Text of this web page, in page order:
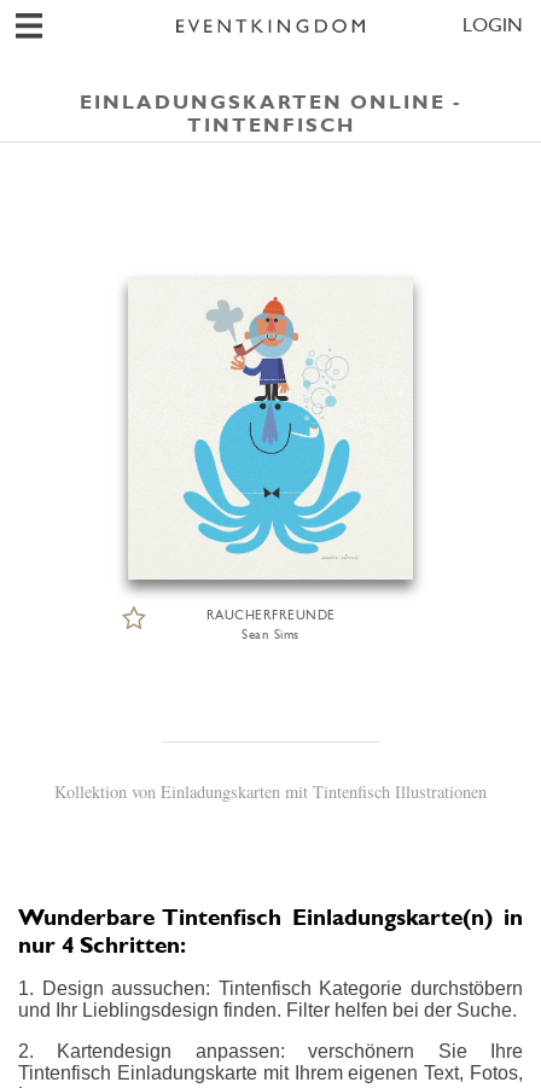
LOGIN
EINLADUNGSKARTEN ONLINE -
TINTENFISCH
RAUCHERFREUNDE
Sean Sims
Kollektion von Einladungskarten mit Tintenfisch Illustrationen
Wunderbare Tintenfisch Einladungskarte(n) in
nur 4 Schritten:
1. Design aussuchen: Tintenfisch Kategorie durchstöbern
und Ihr Lieblingsdesign finden. Filter helfen bei der Suche.
2. Kartendesign anpassen: verschönern Sie Ihre
Tintenfisch Einladungskarte mit Ihrem eigenen Text, Fotos,